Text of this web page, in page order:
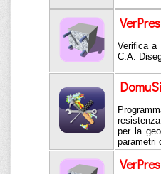
Verifica a
C.A.
per la
parametri